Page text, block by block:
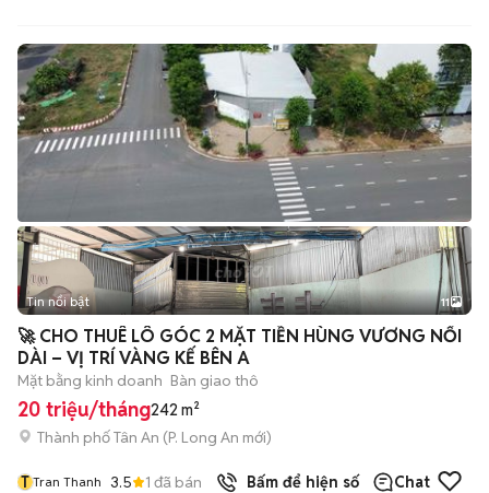
+2
Tin nổi bật 11
🚀 CHO THUÊ LÔ GÓC 2 MẶT TIỀN HÙNG VƯƠNG NỐI
DÀI – VỊ TRÍ VÀNG KẾ BÊN A
Mặt bằng kinh doanh Bàn giao thô
20 triệu/tháng242 m²
Thành phố Tân An (P. Long An mới)
T Tran Thanh 3.5 1 đã bán Bấm để hiện số Chat